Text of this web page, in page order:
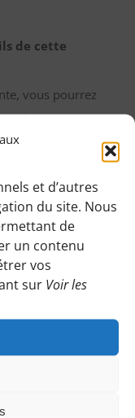
et d’autres
du site. Nous
de
un contenu
vos
sur Voir les
de cette
vous pourrez
vous,
à deux
de votre part
que l’on puisse